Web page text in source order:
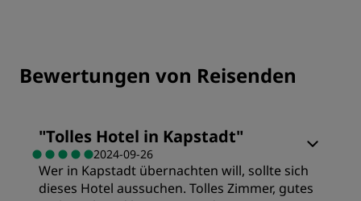
Bewertungen von Reisenden
"Tolles Hotel in Kapstadt"
2024-09-26
Wer in Kapstadt übernachten will, sollte sich
dieses Hotel aussuchen. Tolles Zimmer, gutes